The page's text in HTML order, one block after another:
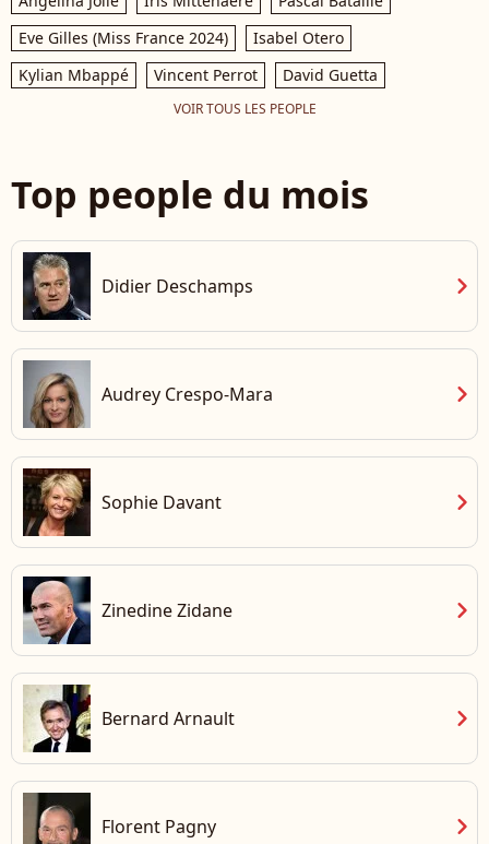
Eve Gilles (Miss France 2024)
Isabel Otero
Kylian Mbappé
Vincent Perrot David Guetta
VOIR TOUS LES PEOPLE
Top people du mois
Didier Deschamps chevron_right
Audrey Crespo-Mara chevron_right
Sophie Davant chevron_right
Zinedine Zidane chevron_right
Bernard Arnault chevron_right
Florent Pagny chevron_right